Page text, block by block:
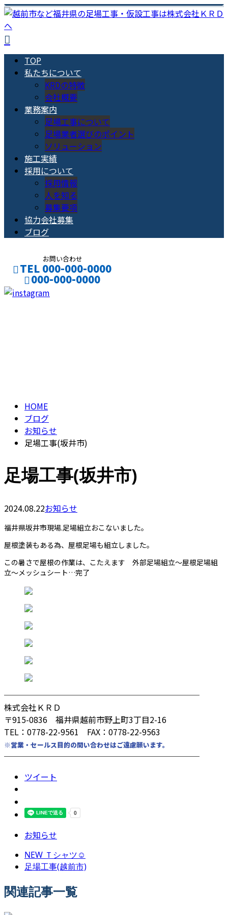
TOP
私たちについて
KRDの特徴
会社概要
業務案内
足場工事について
足場業者選びのポイント
ソリューション
施工実績
採用について
採用情報
人を知る
募集要項
協力会社募集
ブログ
お問い合わせ
TEL 000-000-0000
000-000-0000
HOME
ブログ
お知らせ
足場工事(坂井市)
足場工事(坂井市)
2024.08.22お知らせ
福井県坂井市現場.足場組立おこないました。
屋根塗装もある為、屋根足場も組立しました。
この暑さで屋根の作業は、こたえます 外部足場組立〜屋根足場組
立〜メッシュシート️…完了
────────────────────────
株式会社ＫＲＤ
〒915-0836 福井県越前市野上町3丁目2-16
TEL：0778-22-9561 FAX：0778-22-9563
※営業・セールス目的の問い合わせはご遠慮願います。
────────────────────────
ツイート
お知らせ
NEW Ｔシャツ☺️
足場工事(越前市)
関連記事一覧